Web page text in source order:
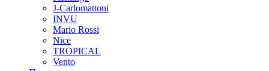
J-Carlomattoni
INVU
Mario Rossi
Nice
TROPICAL
Vento